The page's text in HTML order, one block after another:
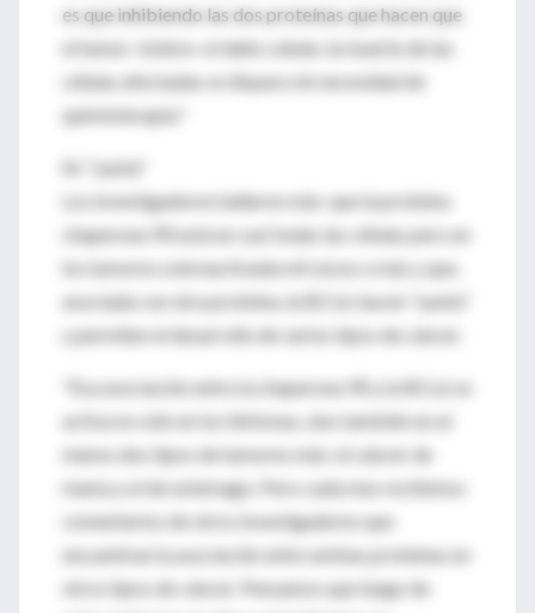
es que inhibiendo las dos proteínas que hacen que
el tumor «tolere» el daño celular, la muerte de las
células afectadas se dispara sin necesidad de
quimioterapia."
En "yunta"
Los investigadores hallaron más: que la proteína
chaperona 90 está en casi todas las células pero en
los tumores sobreactivada mil veces o más y que,
asociada con otra proteína, la BCL6, hacen "yunta"
y permiten el desarrollo de varios tipos de cáncer.
"Esa asociación entre la chaperona 90 y la BCL6 se
activa no sólo en los linfomas, sino también en al
menos dos tipos de tumores más: el cáncer de
mama y el de estómago. Pero cada mes recibimos
comentarios de otros investigadores que
encuentran la asociación entre ambas proteínas en
otros tipos de cáncer. Pensamos que luego de